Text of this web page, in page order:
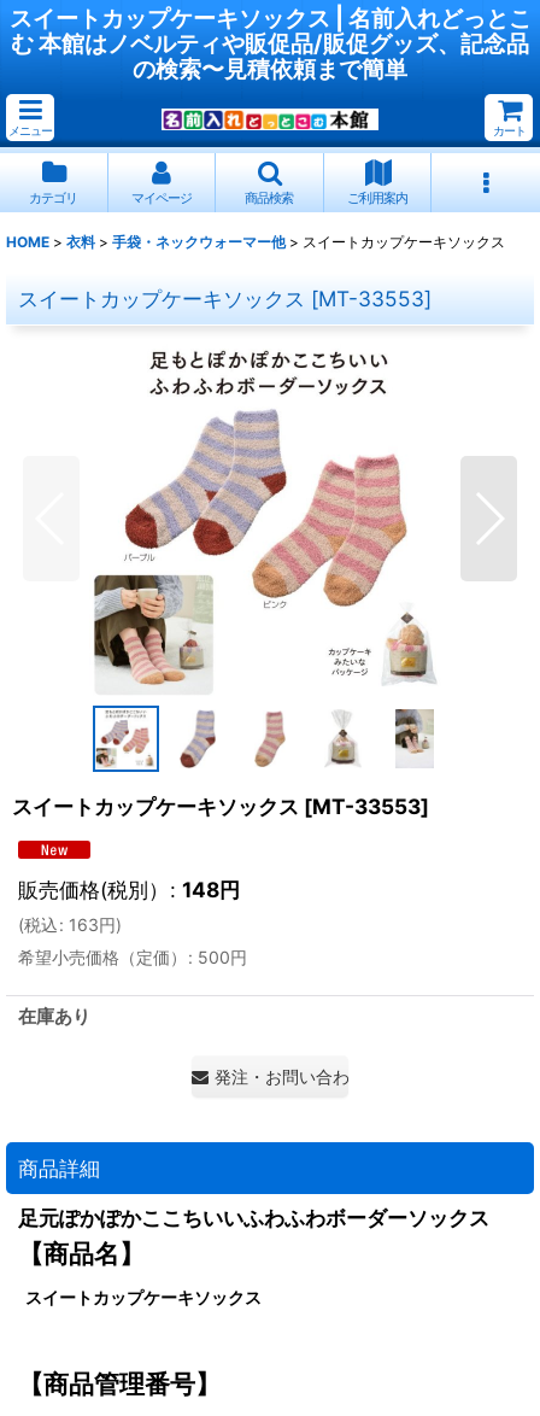
スイートカップケーキソックス | 名前入れどっとこ
む 本館はノベルティや販促品/販促グッズ、記念品
の検索〜見積依頼まで簡単
メニュー カート
カテゴリ マイページ 商品検索 ご利用案内
HOME > 衣料 > 手袋・ネックウォーマー他 > スイートカップケーキソックス
スイートカップケーキソックス [MT-33553]
スイートカップケーキソックス [MT-33553]
販売価格(税別） : 148円
(税込: 163円)
希望小売価格（定価）
: 500円
在庫あり
発注・お問い合わせ・見積もり依頼
商品詳細
足元ぽかぽかここちいいふわふわボーダーソックス
【商品名】
スイートカップケーキソックス
【商品管理番号】